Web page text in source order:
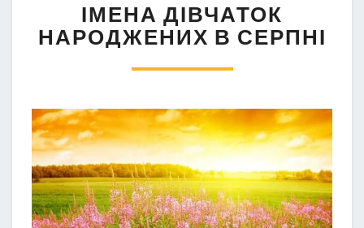
М
Е
Н
А
В
Ч
А
Т
О
К
ІМЕНА ДІВЧАТОК
НАРОДЖЕНИХ В СЕРПНІ